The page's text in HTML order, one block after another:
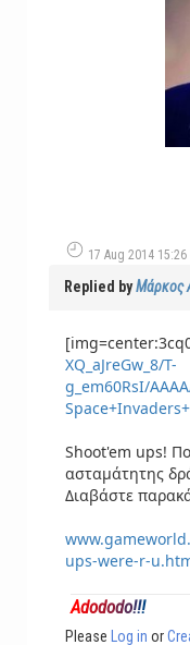
17 Aug 2014 15:26
Replied byΜάρκος
XQ_aJreGw_8/T-
g_em60RsI/
Shoot'em ups!
ασταμάτητης
Διαβάστε
ups-were-r-
Adododo!!!
Please Log in or